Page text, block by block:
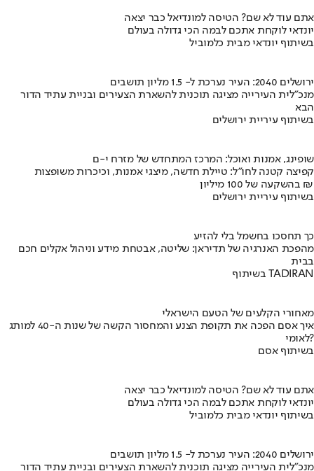
אתם עוד לא שם? הטיסה למונדיאל כבר יצאה
יונדאי לוקחת אתכם לבמה הכי גדולה בעולם
בשיתוף יונדאי מבית כלמוביל
ירושלים 2040: העיר נערכת ל- 1.5 מליון תושבים
מנכ"לית העירייה מציגה תוכנית להשארת הצעירים ובניית עתיד הדור
הבא
בשיתוף עיריית ירושלים
שופינג, אמנות ואוכל: המרכז המתחדש של מזרח י-ם
קפיצה קטנה לחו"ל: טיילת חדשה, מיצגי אמנות, וכיכרות משופצות
בהשקעה של 100 מיליון ₪
בשיתוף עיריית ירושלים
כך תחסכו בחשמל בלי להזיע
מהפכת האנרגיה של תדיראן: שליטה, אבטחת מידע וניהול אקלים חכם
בבית
בשיתוף TADIRAN
מאחורי הקלעים של הטעם הישראלי
איך אסם הפכה את תקופת הצנע והמחסור הקשה של שנות ה-40 למותג
לאומי?
בשיתוף אסם
אתם עוד לא שם? הטיסה למונדיאל כבר יצאה
יונדאי לוקחת אתכם לבמה הכי גדולה בעולם
בשיתוף יונדאי מבית כלמוביל
ירושלים 2040: העיר נערכת ל- 1.5 מליון תושבים
מנכ"לית העירייה מציגה תוכנית להשארת הצעירים ובניית עתיד הדור